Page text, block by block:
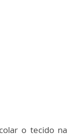
o tecido na